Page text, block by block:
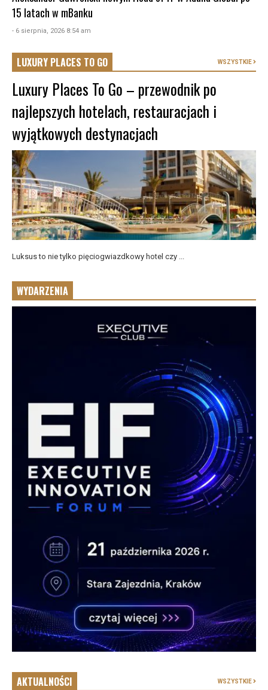
15 latach w mBanku
- 6 sierpnia, 2026 8:54 am
LUXURY PLACES TO GO WSZYSTKIE
Luxury Places To Go – przewodnik po
najlepszych hotelach, restauracjach i
wyjątkowych destynacjach
Luksus to nie tylko pięciogwiazdkowy hotel czy ...
WYDARZENIA
AKTUALNOŚCI WSZYSTKIE